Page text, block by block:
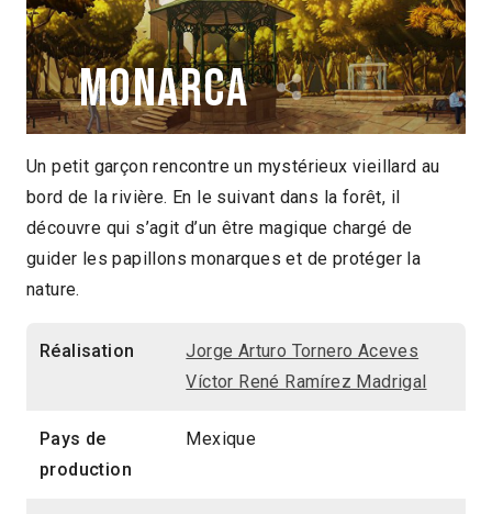
Monarca
Jorge Arturo Tornero Aceves Víctor René
Ramírez Madrigal
Mexique
2011
2014 > Panorama Jeune Public
Un petit garçon rencontre un mystérieux vieillard au
bord de la rivière. En le suivant dans la forêt, il
découvre qui s’agit d’un être magique chargé de
guider les papillons monarques et de protéger la
nature.
Réalisation
Jorge Arturo Tornero Aceves
Víctor René Ramírez Madrigal
Pays de
production
Mexique